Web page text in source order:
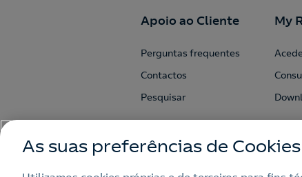
Apoio ao Cliente
Perguntas frequentes
Contactos
Pesquisar
My
As suas preferências de Cookies